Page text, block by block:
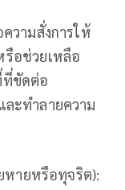
วามสั่งการให้
รือช่วยเหลือ
ที่ขัดต่อ
ะทำลายความ
หายหรือทุจริต):